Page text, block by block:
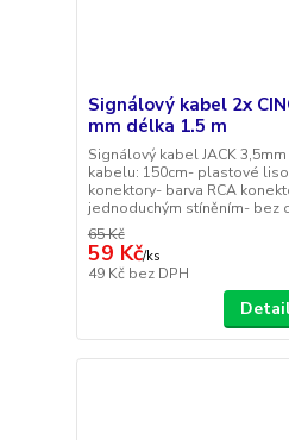
Signálový kabel 2x
mm délka 1.5 m
Signálový kabel JACK
kabelu: 150cm- plastové
konektory- barva RCA
jednoduchým stíněním- bez
65 Kč
59 Kč/ks
49 Kč bez DPH